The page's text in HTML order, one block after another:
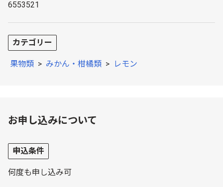
6553521
カテゴリー
果物類 > みかん・柑橘類 > レモン
お申し込みについて
申込条件
何度も申し込み可